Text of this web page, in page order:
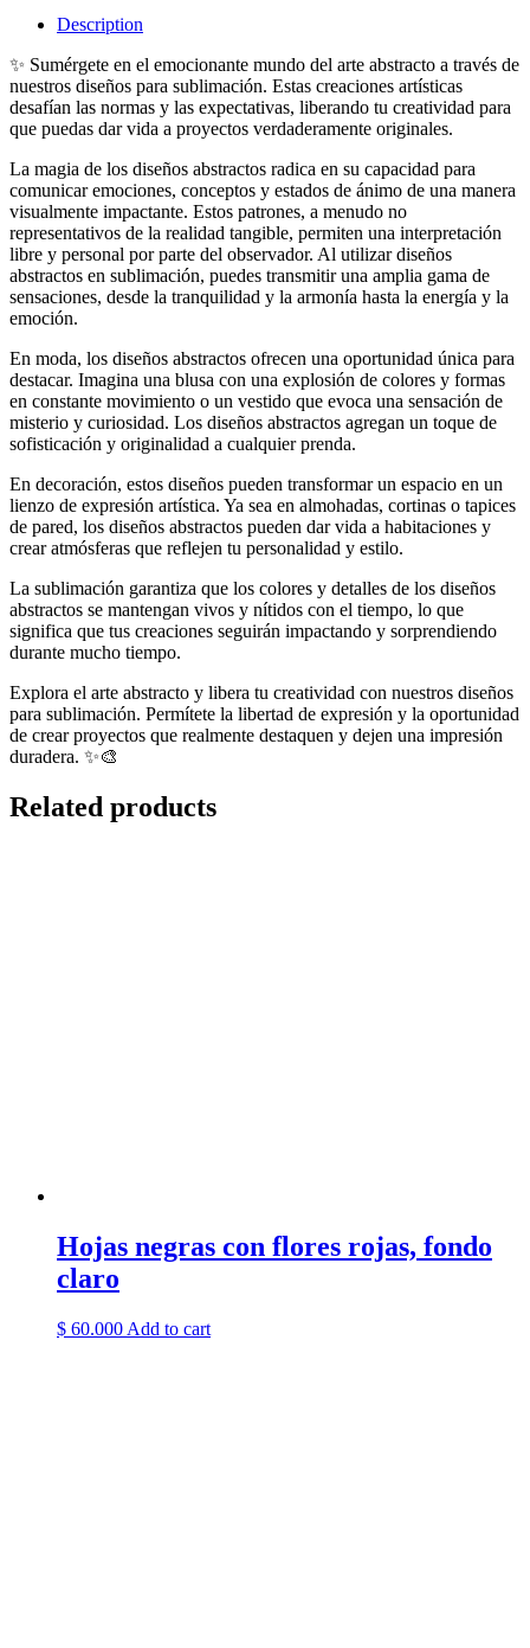
fondo
negro
con
silueta
de
hojas
blancas
quantity
Description
✨ Sumérgete en el emocionante mundo del arte abstracto a través de
nuestros diseños para sublimación. Estas creaciones artísticas
desafían las normas y las expectativas, liberando tu creatividad para
que puedas dar vida a proyectos verdaderamente originales.
La magia de los diseños abstractos radica en su capacidad para
comunicar emociones, conceptos y estados de ánimo de una manera
visualmente impactante. Estos patrones, a menudo no
representativos de la realidad tangible, permiten una interpretación
libre y personal por parte del observador. Al utilizar diseños
abstractos en sublimación, puedes transmitir una amplia gama de
sensaciones, desde la tranquilidad y la armonía hasta la energía y la
emoción.
En moda, los diseños abstractos ofrecen una oportunidad única para
destacar. Imagina una blusa con una explosión de colores y formas
en constante movimiento o un vestido que evoca una sensación de
misterio y curiosidad. Los diseños abstractos agregan un toque de
sofisticación y originalidad a cualquier prenda.
En decoración, estos diseños pueden transformar un espacio en un
lienzo de expresión artística. Ya sea en almohadas, cortinas o tapices
de pared, los diseños abstractos pueden dar vida a habitaciones y
crear atmósferas que reflejen tu personalidad y estilo.
La sublimación garantiza que los colores y detalles de los diseños
abstractos se mantengan vivos y nítidos con el tiempo, lo que
significa que tus creaciones seguirán impactando y sorprendiendo
durante mucho tiempo.
Explora el arte abstracto y libera tu creatividad con nuestros diseños
para sublimación. Permítete la libertad de expresión y la oportunidad
de crear proyectos que realmente destaquen y dejen una impresión
duradera. ✨🎨
Related products
Hojas negras con flores rojas, fondo
claro
$ 60.000 Add to cart